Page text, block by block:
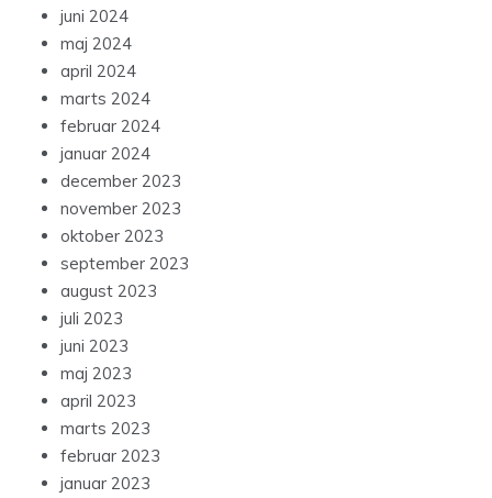
juni 2024
maj 2024
april 2024
marts 2024
februar 2024
januar 2024
december 2023
november 2023
oktober 2023
september 2023
august 2023
juli 2023
juni 2023
maj 2023
april 2023
marts 2023
februar 2023
januar 2023